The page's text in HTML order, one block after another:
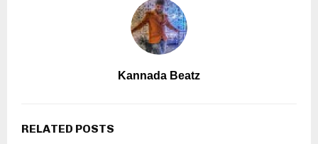
Kannada Beatz
RELATED POSTS